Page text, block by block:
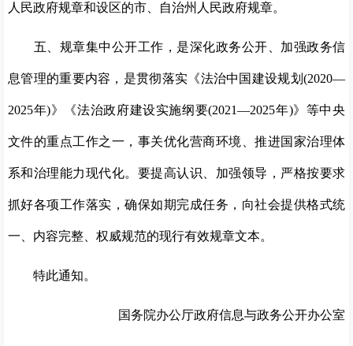
人民政府规章和设区的市、自治州人民政府规章。
五、规章集中公开工作，是深化政务公开、加强政务信
息管理的重要内容，是贯彻落实《法治中国建设规划(2020—
2025年)》《法治政府建设实施纲要(2021—2025年)》等中央
文件的重点工作之一，事关优化营商环境、推进国家治理体
系和治理能力现代化。要提高认识、加强领导，严格按要求
抓好各项工作落实，确保如期完成任务，向社会提供格式统
一、内容完整、权威规范的现行有效规章文本。
特此通知。
国务院办公厅政府信息与政务公开办公室